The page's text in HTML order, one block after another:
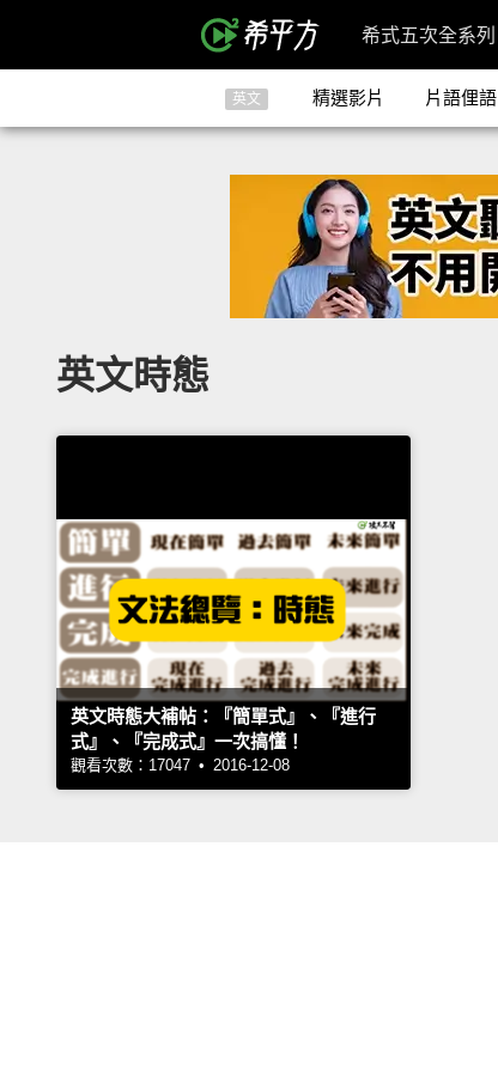
希式五次全系列
英文 精選影片 片語俚語
英文時態
英文時態大補帖：『簡單式』、『進行
式』、『完成式』一次搞懂！
觀看次數：17047 • 2016-12-08